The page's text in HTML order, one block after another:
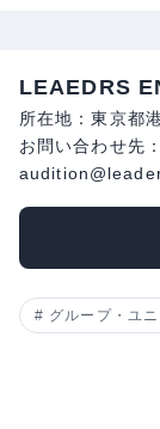
LEAEDRS
所在地：東京都
お問い合わせ先：
グループ・ユニ